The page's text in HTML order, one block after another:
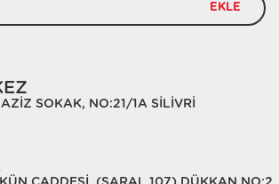
EKLE
SOKAK, NO:21/1A SİLİVRİ